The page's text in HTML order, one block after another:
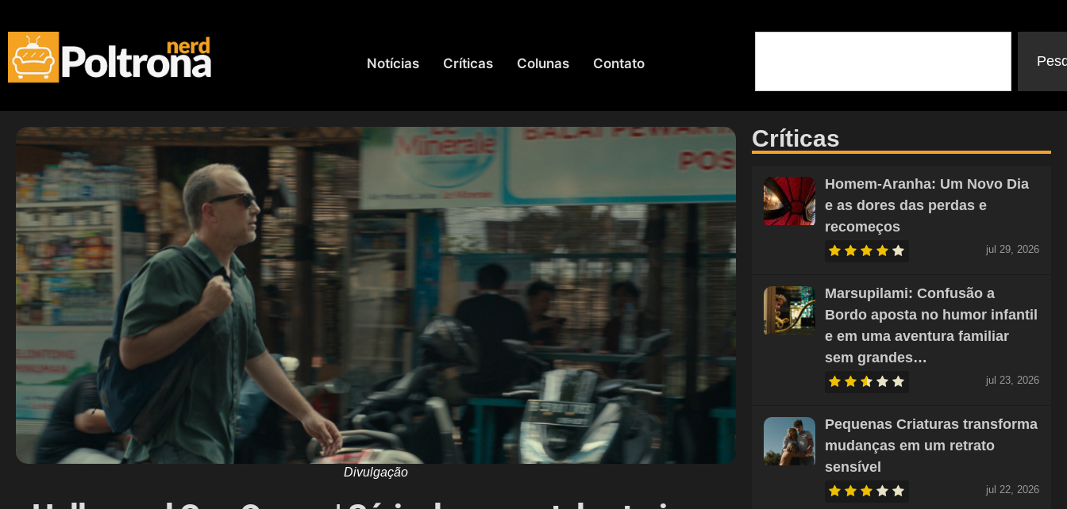
Notícias Críticas Colunas Contato
Divulgação
Críticas
Homem-Aranha: Um Novo Dia
e as dores das perdas e
recomeços
jul 29, 2026
Marsupilami: Confusão a
Bordo aposta no humor infantil
e em uma aventura familiar
sem grandes…
jul 23, 2026
Pequenas Criaturas transforma
mudanças em um retrato
sensível
jul 22, 2026